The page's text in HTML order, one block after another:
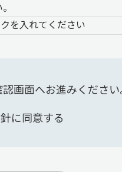
を入れてください
画面へお進みください
に同意する